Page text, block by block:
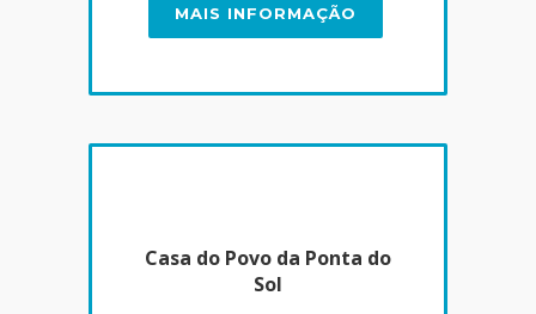
MAIS INFORMAÇÃO
Casa do Povo da Ponta do
Sol